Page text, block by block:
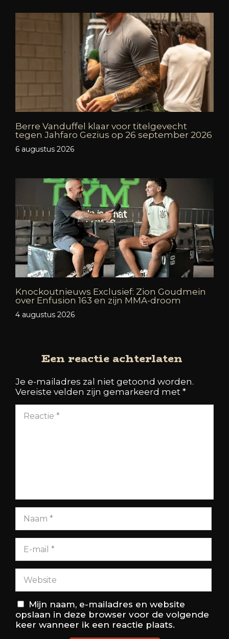
Berre Vanduffel klaar voor titelgevecht
tegen Jahfaro Gezius op 26 september 2026
6 augustus 2026
Knockoutnieuws Exclusief: Zion Goudmein
over Enfusion 163 en zijn MMA-droom
4 augustus 2026
Een reactie achterlaten
Je e-mailadres zal niet getoond worden.
Vereiste velden zijn gemarkeerd met *
Mijn naam, e-mailadres en website
opslaan in deze browser voor de volgende
keer wanneer ik een reactie plaats.